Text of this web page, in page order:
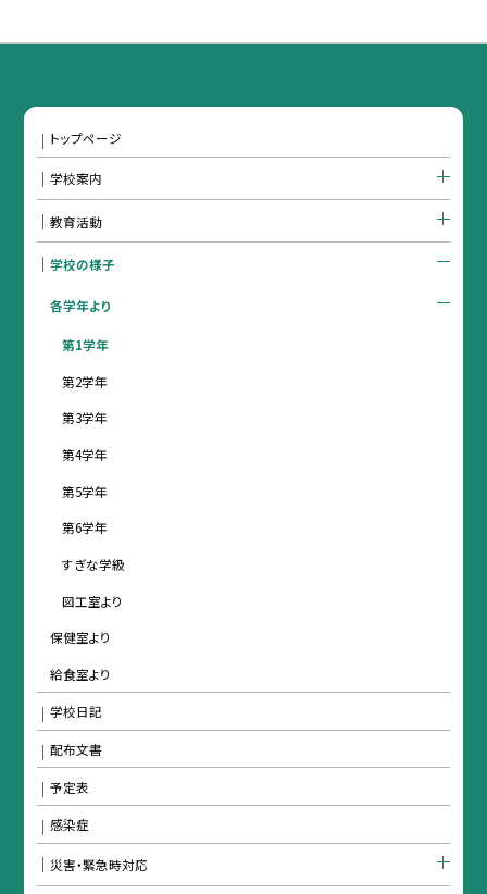
トップページ
学校案内
教育活動
学校の様子
各学年より
第1学年
第2学年
第3学年
第4学年
第5学年
第6学年
すぎな学級
図工室より
保健室より
給食室より
学校日記
配布文書
予定表
感染症
災害・緊急時対応